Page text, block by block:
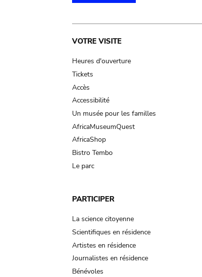
Main
navigation
VOTRE VISITE
Heures d'ouverture
Tickets
Accès
Accessibilité
Un musée pour les familles
AfricaMuseumQuest
AfricaShop
Bistro Tembo
Le parc
PARTICIPER
La science citoyenne
Scientifiques en résidence
Artistes en résidence
Journalistes en résidence
Bénévoles